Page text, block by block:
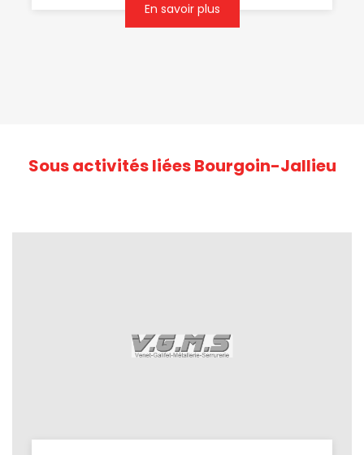
En savoir plus
Sous activités liées Bourgoin-Jallieu